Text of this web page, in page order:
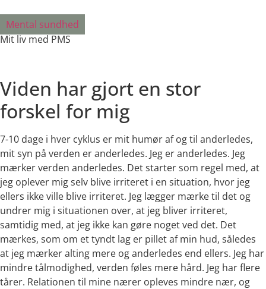
Mental sundhed
Mit liv med PMS
Viden har gjort en stor
forskel for mig
7-10 dage i hver cyklus er mit humør af og til anderledes,
mit syn på verden er anderledes. Jeg er anderledes. Jeg
mærker verden anderledes. Det starter som regel med, at
jeg oplever mig selv blive irriteret i en situation, hvor jeg
ellers ikke ville blive irriteret. Jeg lægger mærke til det og
undrer mig i situationen over, at jeg bliver irriteret,
samtidig med, at jeg ikke kan gøre noget ved det. Det
mærkes, som om et tyndt lag er pillet af min hud, således
at jeg mærker alting mere og anderledes end ellers. Jeg har
mindre tålmodighed, verden føles mere hård. Jeg har flere
tårer. Relationen til mine nærer opleves mindre nær, og